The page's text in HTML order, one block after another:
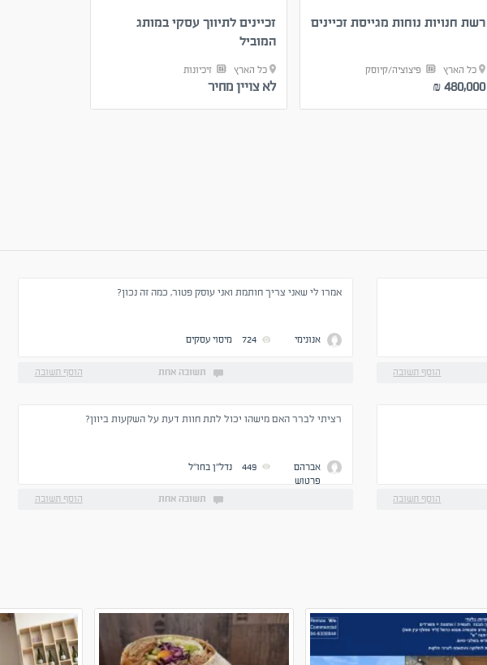
רשת חנויות נוחות מגייסת זכיינים
כל הארץ פיצוציה/קיוסק
480,000
₪
זכיינים לתיווך עסקי במותג
המוביל
כל הארץ זיכיונות
לא צויין מחיר
הוסף תשובה
אמרו לי שאני צריך חותמת ואני עוסק פטור, כמה זה נכון?
אנונימי 724 מיסוי עסקים
תשובה אחת הוסף תשובה
הוסף תשובה
רציתי לברר האם מישהו יכול לתת חוות דעת על השקעות ביוון?
אברהם
פרטוש
449 נדל''ן בחו''ל
תשובה אחת הוסף תשובה